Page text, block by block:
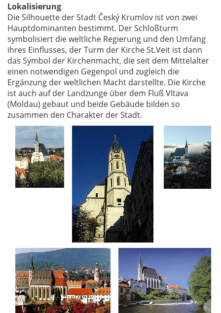
Lokalisierung
Die Silhouette der Stadt Český Krumlov ist von zwei
Hauptdominanten bestimmt. Der Schloßturm
symbolisiert die weltliche Regierung und den Umfang
ihres Einflusses, der Turm der Kirche St.Veit ist dann
das Symbol der Kirchenmacht, die seit dem Mittelalter
einen notwendigen Gegenpol und zugleich die
Ergänzung der weltlichen Macht darstellte. Die Kirche
ist auch auf der Landzunge über dem Fluß Vltava
(Moldau) gebaut und beide Gebäude bilden so
zusammen den Charakter der Stadt.